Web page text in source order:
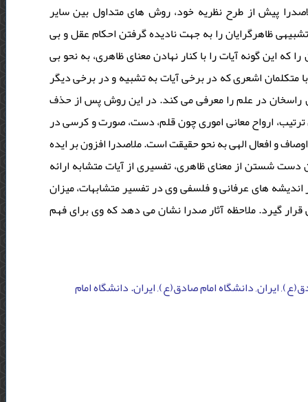
پیش از طرح نظریه خود، روش های متداول بین سایر
ظاهرگرایان را به جهت نادیده گرفتن احکام عقل و بی
این گونه آیات را با کنار نهادن معنای ظاهری، به نحو بی
متکلمان اشعری که در برخی آیات به تشبیه و در برخی دیگر
راسخان در علم را معرفی می کند. در این روش پس از حذف
ارواح معانی اموری چون قلم، دست، صورت و کرسی در
و افعال الهی به نحو حقیقت است. ملاصدرا افزون بر ایده
شستن از معنای ظاهری، تفسیری از آیات متشابه ارائه
های عرفانی و فلسفی وی در تفسیر متشابهات، میزان
قرار گیرد. ملاحظه آثار صدرا نشان می دهد که وی برای فهم
ایران, دانشگاه امام صادق(ع), ایران. دانشگاه امام